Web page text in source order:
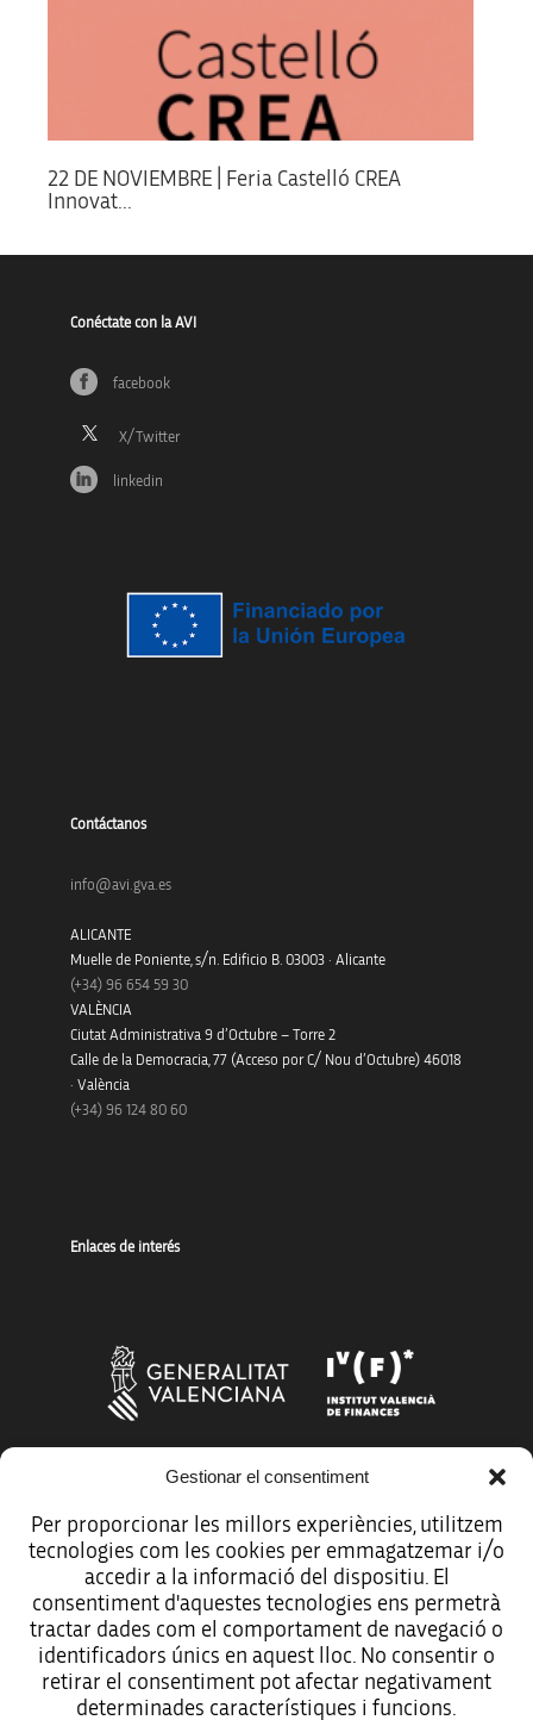
Gestionar el consentiment
Per proporcionar les millors experiències, utilitzem
tecnologies com les cookies per emmagatzemar i/o
accedir a la informació del dispositiu. El
consentiment d'aquestes tecnologies ens permetrà
tractar dades com el comportament de navegació o
identificadors únics en aquest lloc. No consentir o
retirar el consentiment pot afectar negativament
determinades característiques i funcions.
22 DE NOVIEMBRE | Feria Castelló CREA
Innovat...
Conéctate con la AVI
facebook
linkedin
Contáctanos
info@avi.gva.es
ALICANTE
Muelle de Poniente, s/n. Edificio B. 03003 · Alicante
(+34) 96 654 59 30
VALÈNCIA
Ciutat Administrativa 9 d’Octubre – Torre 2
Calle de la Democracia, 77 (Acceso por C/ Nou d’Octubre) 46018
· València
(+34) 96 124 80 60
Enlaces de interés
Avíso legal
Política de protección de datos